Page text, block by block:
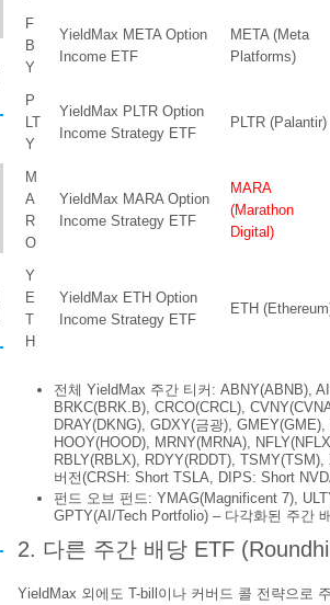
F
B
Y
YieldMax META Option
Income ETF
META (Meta
Platforms)
P
LT
Y
YieldMax PLTR Option
Income Strategy ETF
PLTR (Palantir)
M
A
R
O
YieldMax MARA Option
Income Strategy ETF
MARA
(Marathon
Digital)
Y
E
T
H
YieldMax ETH Option
Income Strategy ETF
ETH
전체 YieldMax 주간 티커: ABNY(ABNB),
BRKC(BRK.B), CRCO(CRCL),
DRAY(DKNG), GDXY(금광),
HOOY(HOOD), MRNY(MRNA),
RBLY(RBLX), RDYY(RDDT),
버전(CRSH: Short TSLA, DIPS: Short
펀드 오브 펀드: YMAG(Magnificent 7),
GPTY(AI/Tech Portfolio) – 다각화된 주간
2. 다른 주간 배당 ETF
YieldMax 외에도 T-bill이나 커버드 콜 전략으로